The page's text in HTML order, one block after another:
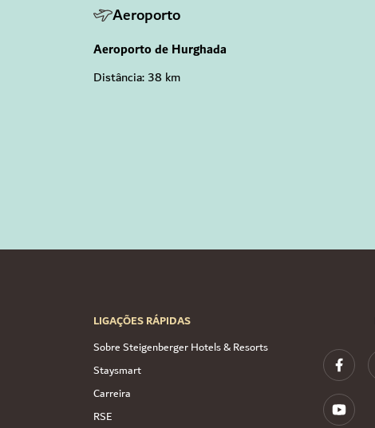
Aeroporto
Aeroporto de Hurghada
Distância: 38 km
LIGAÇÕES RÁPIDAS
Sobre Steigenberger Hotels & Resorts
Staysmart
Carreira
RSE